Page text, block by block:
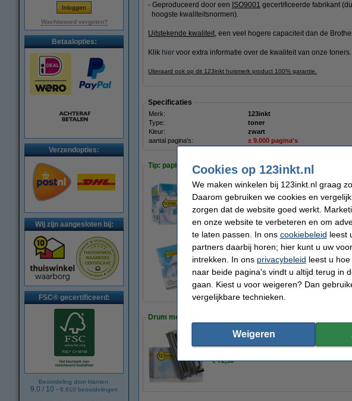
Wachtwoord vergeten?
Betaalopties:
Verzendopties:
Wij zijn aangesloten bij:
FSC® gecertificeerd:
Beoordeling door klanten:
9.0 / 10 - 6.610 beoordelingen
- Geproduceerd door een ISO9001 gecertificeerde fabrikant
hoogste kwaliteitsnormen).
Uitstekende kwaliteit, een veel hogere capaciteit dan de
Klik hier voor extra informatie over de kwaliteit van onze toners.
Uiteraard ook op dit 123inkt huismerk product 100% garantie.
Specificaties
Merk: 123inkt
Type:
toner
Kleur:
zwart
aantal pagina's:
± 9.000 pagina's
Tip: papier meebestellen
123inkt kopieerpapier 1 doos van 2.500 vel A4
€ 33,50
123inkt kopieerpapier 1 pak van 500 vel A4 -
€ 7,25
Drum meebestellen
€ 72,50
Cookies op 123inkt.nl
We maken winkelen bij 123inkt.nl graag
Daarom gebruiken we cookies en
zorgen dat de website goed werkt.
en onze website te verbeteren en om
te laten passen. In ons cookiebeleid leest
partners daarbij horen; hier kunt u uw
intrekken. In ons privacybeleid leest u
naar beide pagina's vindt u altijd terug in
gaan. Kiest u voor weigeren? Dan
vergelijkbare technieken.
Weigeren